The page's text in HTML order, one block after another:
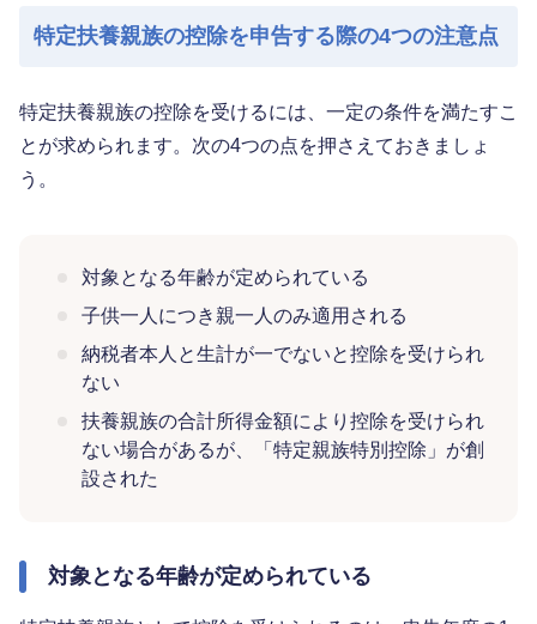
特定扶養親族の控除を申告する際の4つの注意点
特定扶養親族の控除を受けるには、一定の条件を満たすこ
とが求められます。次の4つの点を押さえておきましょ
う。
対象となる年齢が定められている
子供一人につき親一人のみ適用される
納税者本人と生計が一でないと控除を受けられ
ない
扶養親族の合計所得金額により控除を受けられ
ない場合があるが、「特定親族特別控除」が創
設された
対象となる年齢が定められている